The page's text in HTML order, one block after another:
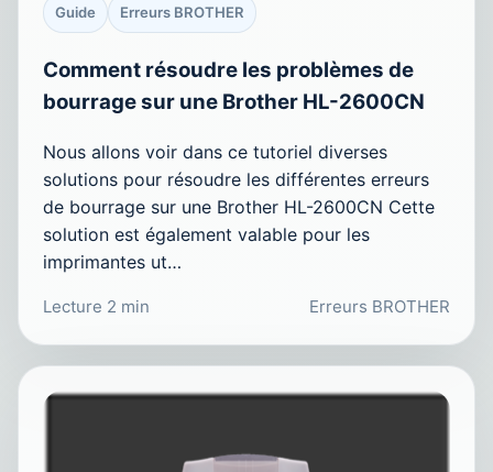
Guide Erreurs BROTHER
Comment résoudre les problèmes de
bourrage sur une Brother HL-2600CN
Nous allons voir dans ce tutoriel diverses
solutions pour résoudre les différentes erreurs
de bourrage sur une Brother HL-2600CN Cette
solution est également valable pour les
imprimantes ut…
Lecture 2 min Erreurs BROTHER